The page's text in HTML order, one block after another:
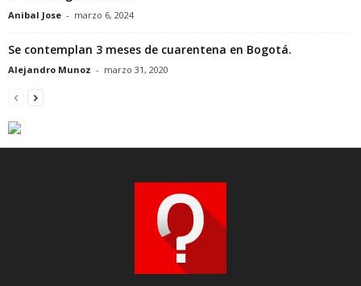
Anibal Jose - marzo 6, 2024
Se contemplan 3 meses de cuarentena en Bogotá.
Alejandro Munoz - marzo 31, 2020